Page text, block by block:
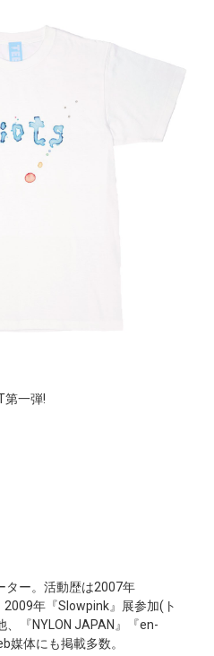
第一弾!
ター。活動歴は2007年
2009年『Slowpink』展参加(ト
『NYLON JAPAN』『en-
媒体にも掲載多数。